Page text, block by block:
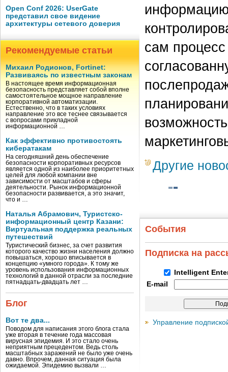
Open Conf 2026: UserGate
представил свое видение
архитектуры сетевого доверия
Рекомендуемые статьи
Михаил Родионов, Fortinet:
Развиваясь по известным законам
В настоящее время информационная
безопасность представляет собой вполне
самостоятельное мощное направление
корпоративной автоматизации.
Естественно, что в таких условиях
направление это все теснее связывается
с вопросами прикладной
информационной …
Как эффективно противостоять
кибератакам
На сегодняшний день обеспечение
безопасности корпоративных ресурсов
является одной из наиболее приоритетных
целей для любой компании вне
зависимости от масштабов и сферы
деятельности. Рынок информационной
безопасности развивается, а это значит,
что и …
Наталья Абрамович, Туристско-
информационный центр Казани:
Виртуальная поддержка реальных
путешествий
Туристический бизнес, за счет развития
которого качество жизни населения должно
повышаться, хорошо вписывается в
концепцию «умного города». К тому же
уровень использования информационных
технологий в данной отрасли за последние
пятнадцать-двадцать лет …
Блог
Вот те два...
Поводом для написания этого блога стала
уже вторая в течение года массовая
вирусная эпидемия. И это стало очень
неприятным прецедентом. Ведь столь
масштабных заражений не было уже очень
давно. Впрочем, данная ситуация была
ожидаемой. Эпидемию вызвали …
сам
Другие
События
Подписка на
Intelligent
E-mail
Управление